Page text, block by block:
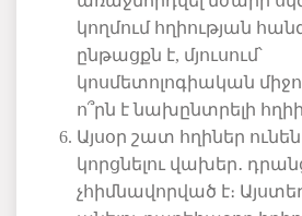
կողմում հղիության
ընթացքն է, մյուսում՝
կոսմետոլոգիական
ո՞րն է նախընտրելի հղիի
Այսօր շատ հղիներ ունեն
կորցնելու վախեր․
չհիմնավորված է։